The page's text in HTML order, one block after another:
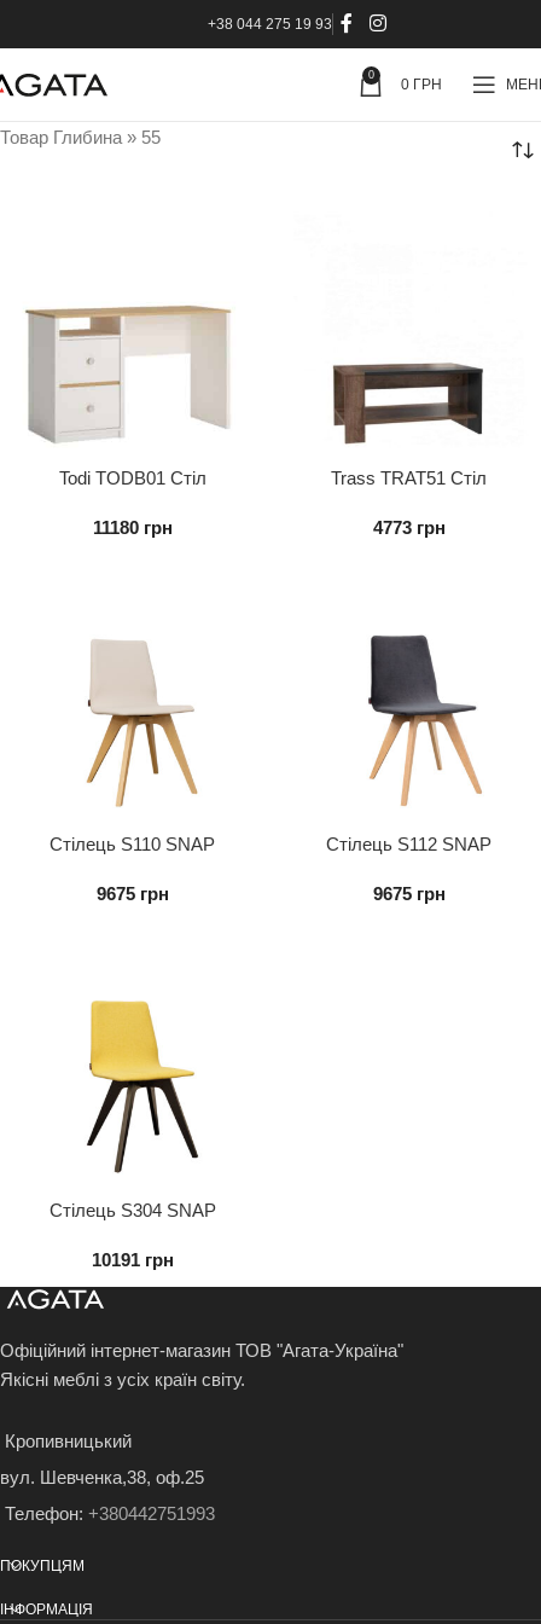
+38 044 275 19 93
0
0 ГРН
Товар Глибина » 55
Todi TODB01 Стіл
11180 грн
Trass TRAT51 Стіл
4773 грн
Стілець S110 SNAP
9675 грн
Стілець S112 SNAP
9675 грн
Стілець S304 SNAP
10191 грн
Офіційний інтернет-магазин ТОВ "Агата-Україна"
Якісні меблі з усіх країн світу.
Кропивницький
вул. Шевченка,38, оф.25
Телефон: +380442751993
ПОКУПЦЯМ
ІНФОРМАЦІЯ